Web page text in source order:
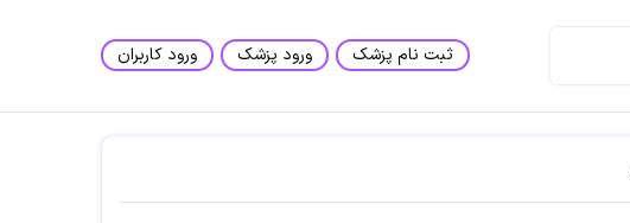
ثبت نام پزشک ورود پزشک ورود کاربران